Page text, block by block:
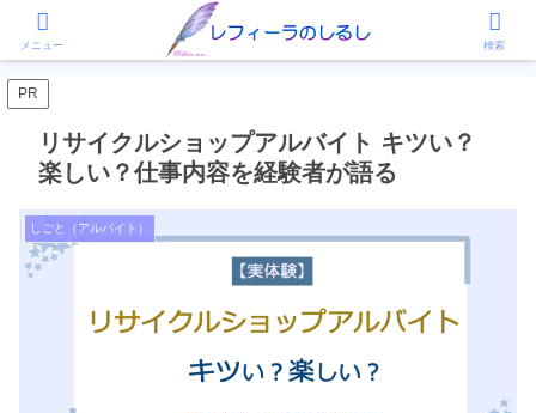
しごと（アルバイト）
PR
リサイクルショップアルバイト キツい？
楽しい？仕事内容を経験者が語る
しごと（アルバイト）
メニュー 検索